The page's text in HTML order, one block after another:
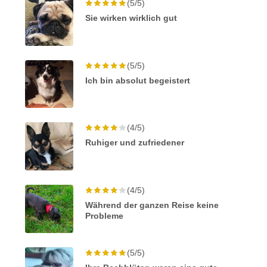
(5/5)
Sie wirken wirklich gut
(5/5)
Ich bin absolut begeistert
(4/5)
Ruhiger und zufriedener
(4/5)
Während der ganzen Reise keine
Probleme
(5/5)